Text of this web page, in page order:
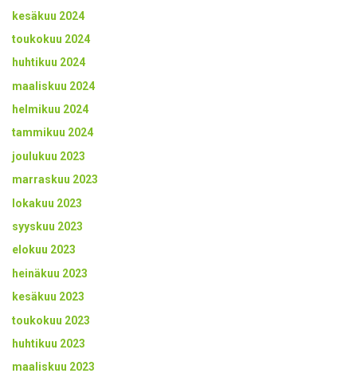
kesäkuu 2024
toukokuu 2024
huhtikuu 2024
maaliskuu 2024
helmikuu 2024
tammikuu 2024
joulukuu 2023
marraskuu 2023
lokakuu 2023
syyskuu 2023
elokuu 2023
heinäkuu 2023
kesäkuu 2023
toukokuu 2023
huhtikuu 2023
maaliskuu 2023